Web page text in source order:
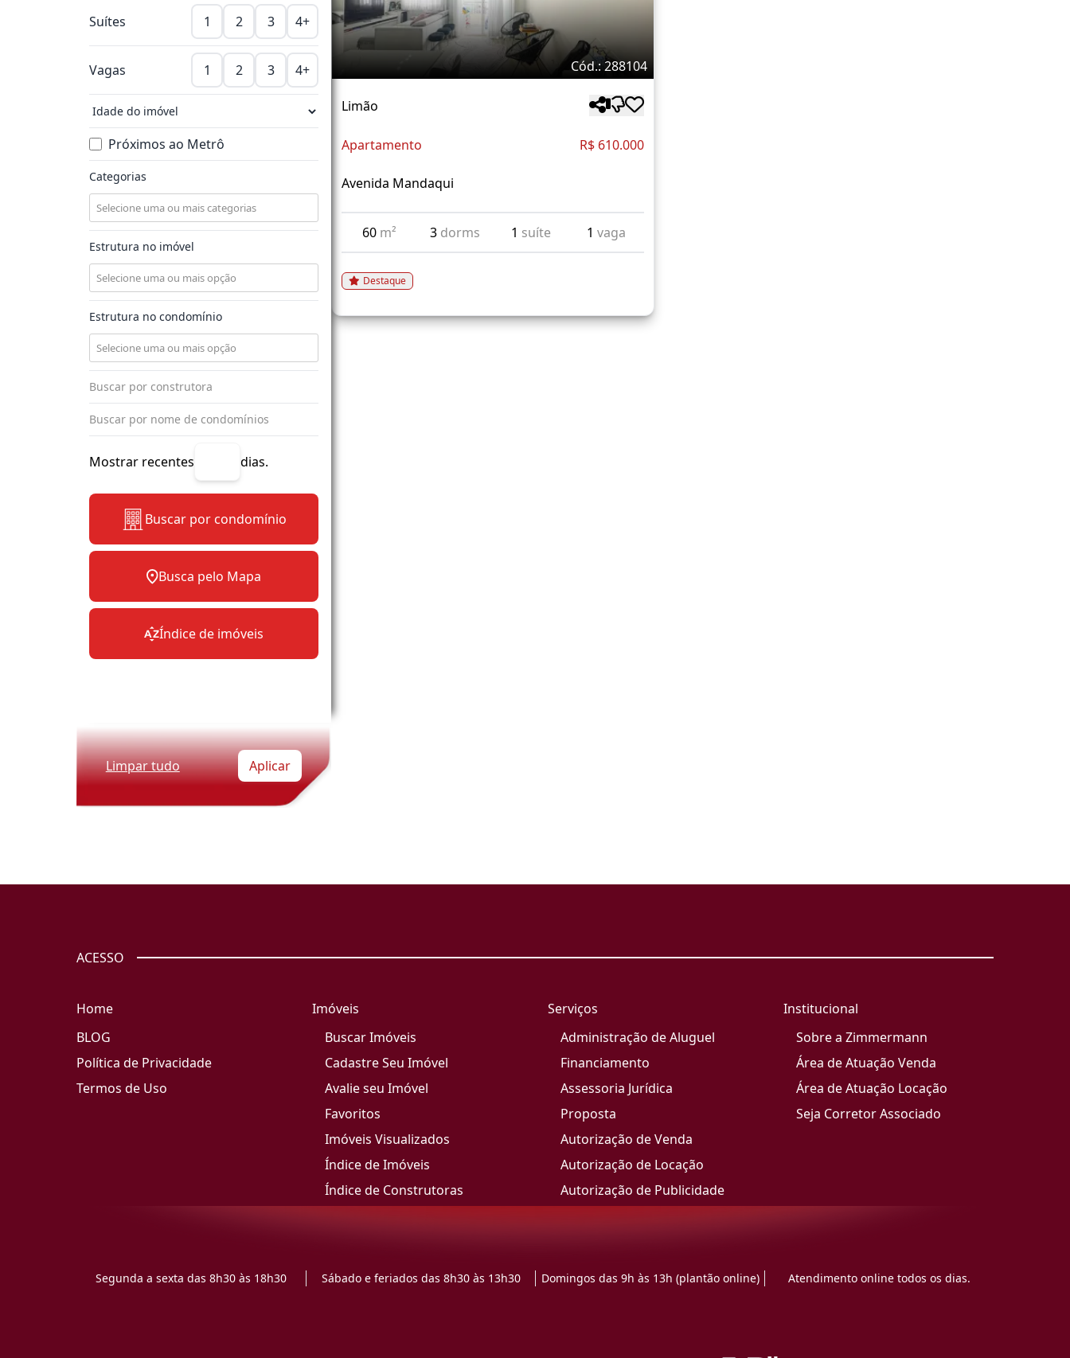
Suítes 1 2 3 4+
Vagas 1 2 3 4+
Próximos ao Metrô
Categorias
Estrutura no imóvel
Estrutura no condomínio
Mostrar recentes dias.
Buscar por condomínio
Busca pelo Mapa
Índice de imóveis
Limpar tudo Aplicar
Cód.: 288104
Limão
Apartamento R$ 610.000
Avenida Mandaqui
60 m² 3 dorms 1 suíte 1 vaga
Destaque
ACESSO
Home
BLOG
Política de Privacidade
Termos de Uso
Imóveis
Buscar Imóveis
Cadastre Seu Imóvel
Avalie seu Imóvel
Favoritos
Imóveis Visualizados
Índice de Imóveis
Índice de Construtoras
Serviços
Administração de Aluguel
Financiamento
Assessoria Jurídica
Proposta
Autorização de Venda
Autorização de Locação
Autorização de Publicidade
Institucional
Sobre a Zimmermann
Área de Atuação Venda
Área de Atuação Locação
Seja Corretor Associado
Segunda a sexta das 8h30 às 18h30 Sábado e feriados das 8h30 às 13h30 Domingos das 9h às 13h (plantão online) Atendimento online todos os dias.